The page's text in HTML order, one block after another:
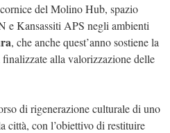
del Molino Hub, spazio
e Kansassiti APS negli ambienti
, che anche quest’anno sostiene la
alla valorizzazione delle
di rigenerazione culturale di uno
città, con l’obiettivo di restituire